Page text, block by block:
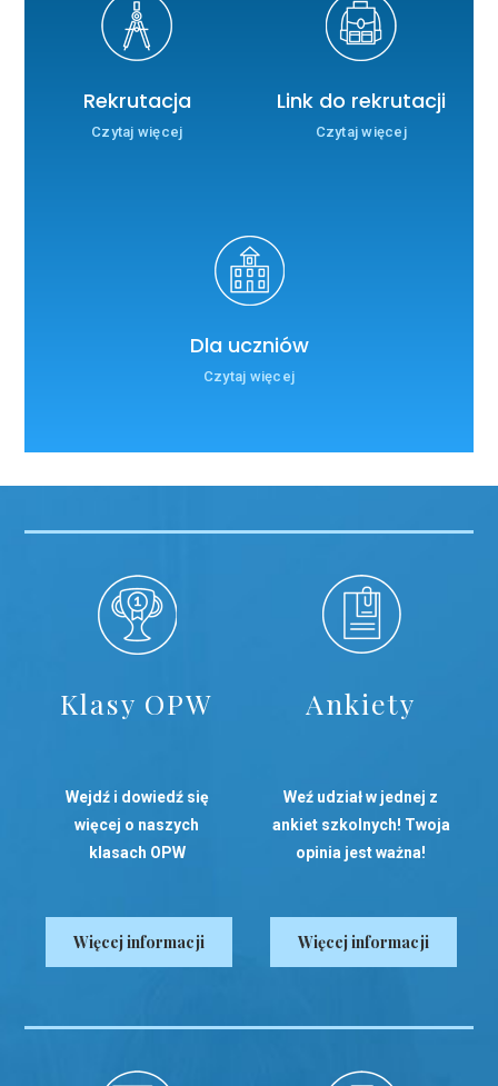
Rekrutacja
Czytaj więcej
Link do rekrutacji
Czytaj więcej
Dla uczniów
Czytaj więcej
Klasy OPW
Wejdź i dowiedź się
więcej o naszych
klasach OPW
Więcej informacji
Ankiety
Weź udział w jednej z
ankiet szkolnych! Twoja
opinia jest ważna!
Więcej informacji